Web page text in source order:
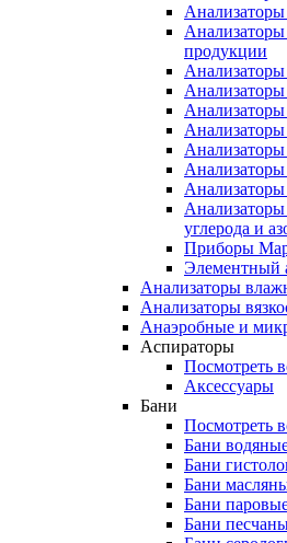
продукции
Анализаторы
Анализаторы
Анализаторы
Анализаторы
Анализаторы
углерода и
Приборы
Элементный
Анализаторы
Анализаторы
Анаэробные и
Аспираторы
Посмотреть
Аксессуары
Бани
Посмотреть
Бани
Бани
Бани
Бани
Бани